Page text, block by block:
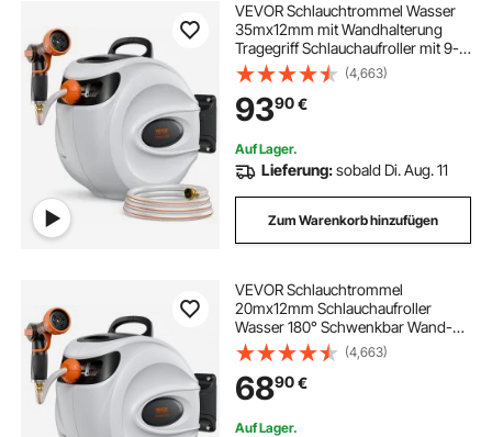
VEVOR Schlauchtrommel Wasser
35mx12mm mit Wandhalterung
Tragegriff Schlauchaufroller mit 9-
Muster-Sprühdüse &
Gartenschlauch 180° Schwenkbar
Wand-Schlauchbox mit Aufroll-
Automatik Gießen Autowaschen
(4,663)
9390€
Auf Lager.
Lieferung:sobald Di. Aug. 11
Zum Warenkorb hinzufügen
VEVOR Schlauchtrommel
20mx12mm Schlauchaufroller
Wasser 180° Schwenkbar Wand-
Schlauchbox mit Aufwickelstopper
und Wandhalterung
Wasserschlauchtrommel
Gartenschlauch zum Gießen
Autowaschen Reinigen
(4,663)
6890€
Auf Lager.